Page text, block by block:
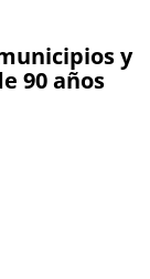
y
90 años